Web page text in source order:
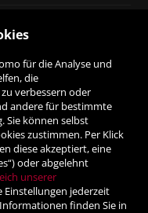
für die Analyse und
die
verbessern oder
andere für bestimmte
Sie können selbst
zustimmen. Per Klick
diese akzeptiert, eine
oder abgelehnt
unserer
Einstellungen jederzeit
finden Sie in